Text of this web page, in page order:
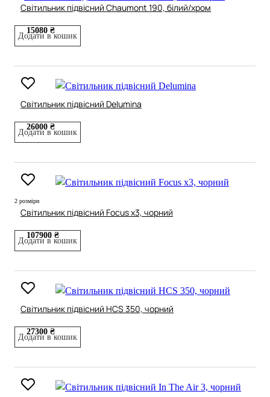
Світильник підвісний Chaumont 190, білий/хром
15080 ₴
Додати в кошик
Світильник підвісний Delumina
26000 ₴
Додати в кошик
2 розміри
Світильник підвісний Focus x3, чорний
107900 ₴
Додати в кошик
Світильник підвісний HCS 350, чорний
27300 ₴
Додати в кошик